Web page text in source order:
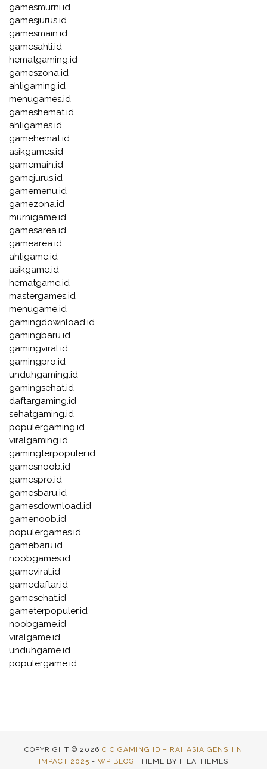
gamesmurni.id
gamesjurus.id
gamesmain.id
gamesahli.id
hematgaming.id
gameszona.id
ahligaming.id
menugames.id
gameshemat.id
ahligames.id
gamehemat.id
asikgames.id
gamemain.id
gamejurus.id
gamemenu.id
gamezona.id
murnigame.id
gamesarea.id
gamearea.id
ahligame.id
asikgame.id
hematgame.id
mastergames.id
menugame.id
gamingdownload.id
gamingbaru.id
gamingviral.id
gamingpro.id
unduhgaming.id
gamingsehat.id
daftargaming.id
sehatgaming.id
populergaming.id
viralgaming.id
gamingterpopuler.id
gamesnoob.id
gamespro.id
gamesbaru.id
gamesdownload.id
gamenoob.id
populergames.id
gamebaru.id
noobgames.id
gameviral.id
gamedaftar.id
gamesehat.id
gameterpopuler.id
noobgame.id
viralgame.id
unduhgame.id
populergame.id
COPYRIGHT © 2026 CICIGAMING.ID – RAHASIA GENSHIN
IMPACT 2025 - WP BLOG THEME BY FILATHEMES